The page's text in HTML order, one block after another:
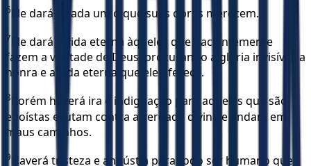
6 Ele dará a cada um o que suas obras merecem.
7
Ele dará a vida eterna àqueles que pacientemente
fazem a vontade de Deus, procurando a glória invisível, a
honra e a vida eterna que ele oferece.
8
Porém haverá ira e indignação para aqueles que são
egoístas e lutam contra a verdade divina e andam em
maus caminhos.
9
Haverá tristeza e angústia para todo ser humano que